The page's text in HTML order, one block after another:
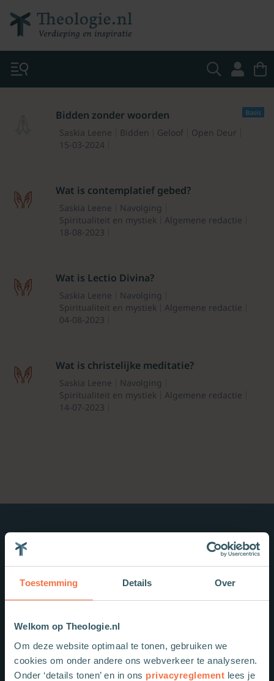
Toestemming Details Over
Welkom op Theologie.nl
Om deze website optimaal te tonen, gebruiken we
cookies om onder andere ons webverkeer te analyseren.
Onder ‘details tonen’ en in ons privacyreglement lees je
Basis
Bidden zonder woorden
Saskia Leene Bidden Geloof
Open Deur
15-03-2024
Wat is contemplatief gebed?
Saskia Leene
Navolging
Spiritualiteit en mystiek
Algemene redactie
18-08-2023
Wat is Lectio Divina?
Saskia Leene
Navolging
Spiritualiteit en mystiek
Algemene redactie
04-08-2023
Wat is christelijke meditatie?
Saskia Leene
Navolging
Spiritualiteit en mystiek
Algemene redactie
14-07-2023